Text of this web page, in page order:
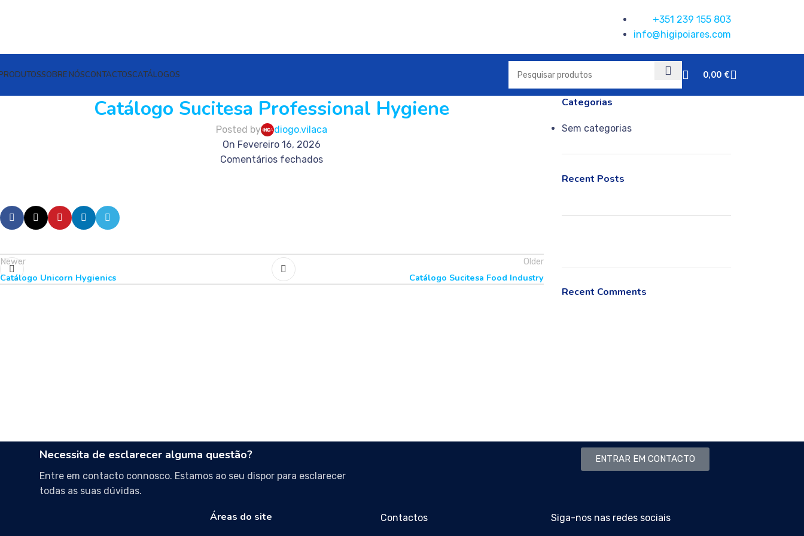
+351 239 155 803
info@higipoiares.com
SOBRE NÓSCONTACTOSCATÁLOGOS 0,00 €
Catálogo Sucitesa Professional Hygiene
Posted by
diogo.vilaca
On Fevereiro 16, 2026
Comentários fechados
Newer
Catálogo Unicorn Hygienics
Older
Catálogo Sucitesa Food Industry
Categorias
Sem categorias
Recent Posts
Discount
Recent Comments
Necessita de esclarecer alguma questão?
Entre em contacto connosco. Estamos ao seu dispor para esclarecer
todas as suas dúvidas.
ENTRAR EM CONTACTO
Áreas do site Contactos Siga-nos nas redes sociais